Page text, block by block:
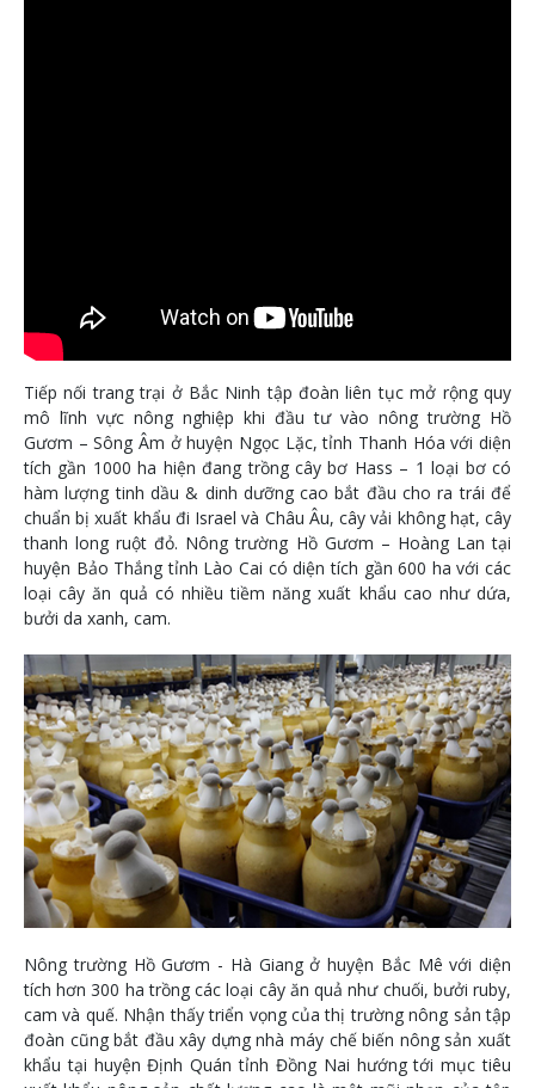
Tiếp nối trang trại ở Bắc Ninh tập đoàn liên tục mở rộng quy
mô lĩnh vực nông nghiệp khi đầu tư vào nông trường Hồ
Gươm – Sông Âm ở huyện Ngọc Lặc, tỉnh Thanh Hóa với diện
tích gần 1000 ha hiện đang trồng cây bơ Hass – 1 loại bơ có
hàm lượng tinh dầu & dinh dưỡng cao bắt đầu cho ra trái để
chuẩn bị xuất khẩu đi Israel và Châu Âu, cây vải không hạt, cây
thanh long ruột đỏ. Nông trường Hồ Gươm – Hoàng Lan tại
huyện Bảo Thắng tỉnh Lào Cai có diện tích gần 600 ha với các
loại cây ăn quả có nhiều tiềm năng xuất khẩu cao như dứa,
bưởi da xanh, cam.
Nông trường Hồ Gươm - Hà Giang ở huyện Bắc Mê với diện
tích hơn 300 ha trồng các loại cây ăn quả như chuối, bưởi ruby,
cam và quế. Nhận thấy triển vọng của thị trường nông sản tập
đoàn cũng bắt đầu xây dựng nhà máy chế biến nông sản xuất
khẩu tại huyện Định Quán tỉnh Đồng Nai hướng tới mục tiêu